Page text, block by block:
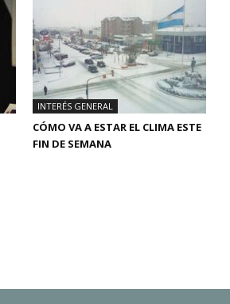
INTERÉS GENERAL
CÓMO VA A ESTAR EL CLIMA ESTE
FIN DE SEMANA